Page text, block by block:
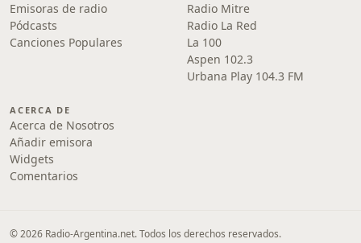
Emisoras de radio
Pódcasts
Canciones Populares
Radio Mitre
Radio La Red
La 100
Aspen 102.3
Urbana Play 104.3 FM
ACERCA DE
Acerca de Nosotros
Añadir emisora
Widgets
Comentarios
© 2026 Radio-Argentina.net. Todos los derechos reservados.